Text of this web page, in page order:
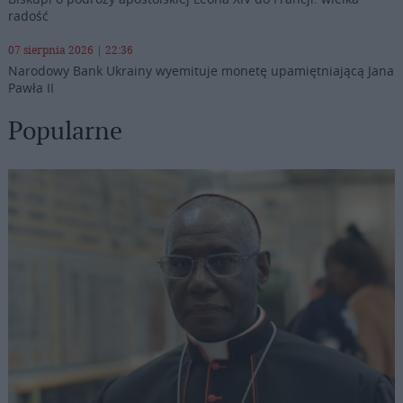
radość
07 sierpnia 2026 | 22:36
Narodowy Bank Ukrainy wyemituje monetę upamiętniającą Jana
Pawła II
Popularne